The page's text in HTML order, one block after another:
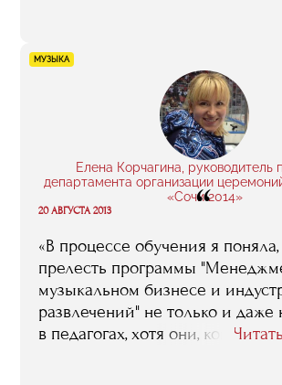
клипе, одурачить меня, запросить
втридорога, скажем, за аренду
было практически невозможно».
МУЗЫКА
Елена Корчагина, руководитель
департамента организации
«Сочи 2014»
“
20 АВГУСТА 2013
«В процессе обучения я поняла,
прелесть программы
музыкальном бизнесе и
развлечений" не только и даже
в педагогах, хотя они, конечно,